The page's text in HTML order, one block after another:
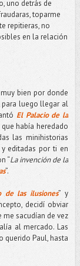
uno detrás de
toparme
repitieras, no
en la relación
bien por donde
para luego llegar al
El Palacio de la
había heredado
las minihistorias
editadas por ti en
“La invención de la
”.
de las ilusiones” y
decidí obviar
me sacudían de vez
al mercado. Las
querido Paul, hasta